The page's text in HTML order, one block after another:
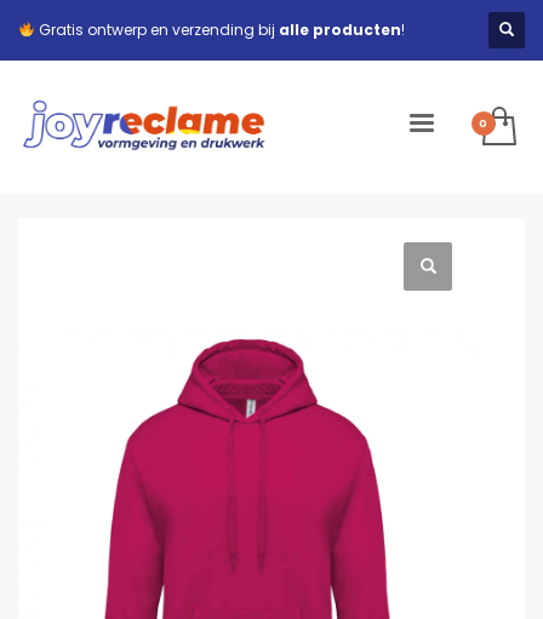
Gratis ontwerp en verzending bij alle producten!